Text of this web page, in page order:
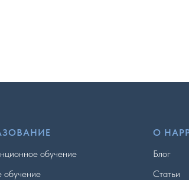
обучение
обучение
О
Блог
Статьи